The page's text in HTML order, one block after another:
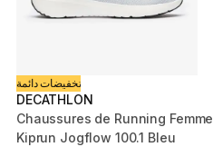
تخفيضات دائمة
DECATHLON
Chaussures de Running Femme,
Kiprun Jogflow 100.1 Bleu